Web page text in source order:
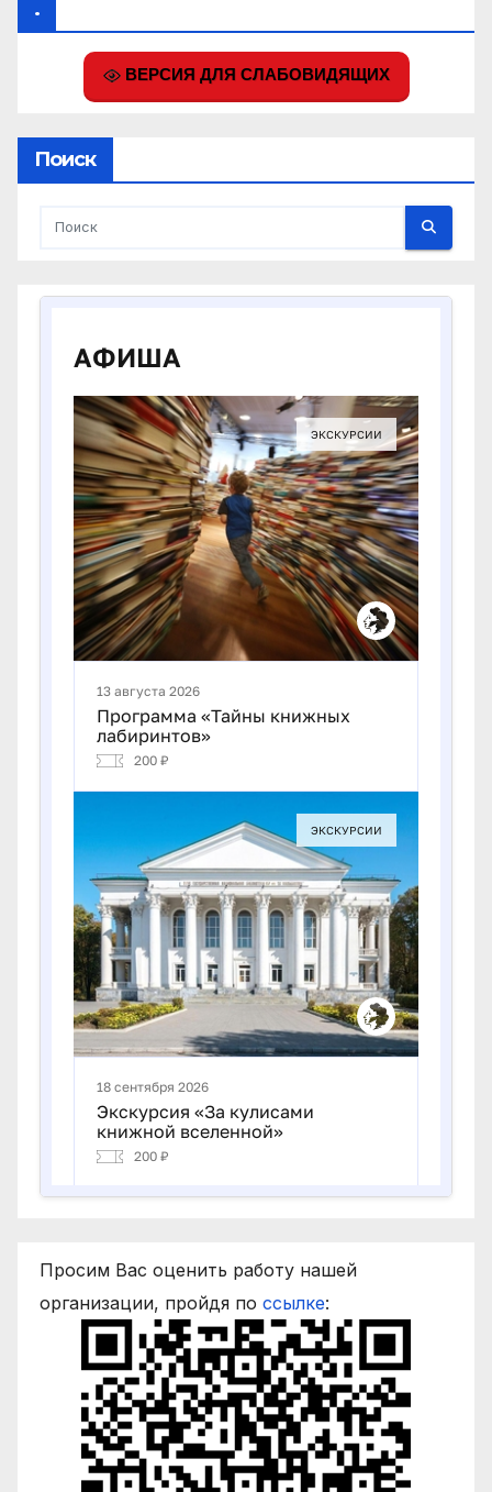
.
ВЕРСИЯ ДЛЯ СЛАБОВИДЯЩИХ
Поиск
Просим Вас оценить работу нашей
организации, пройдя по ссылке: